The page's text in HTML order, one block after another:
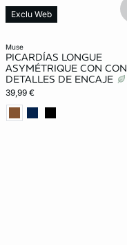
muse
PICARDÍAS LONGUE
ASYMÉTRIQUE CON CON
DETALLES DE ENCAJE
39,99 €
Exclu Web